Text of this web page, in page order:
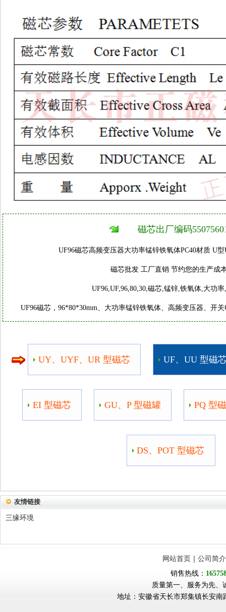
磁芯出厂编码
UF96磁芯高频变压器大功率锰锌铁氧体PC40材质 U
磁芯批发 工厂直销 节约您的生产成
UF96,UF,96,80,30,磁芯,锰锌,铁氧体,大功
UF96磁芯，96*80*30mm、大功率锰锌铁氧体、高频变压器、开
UY、UYF、UR 型磁芯 UF、UU 型磁
EI 型磁芯 GU、P 型磁罐 PQ 型
DS、POT 型磁芯
友情链接
三缘环境
网站首页
公司简介
销售热线：
质量第一、服务为先
地址：安徽省天长市郑集镇长安